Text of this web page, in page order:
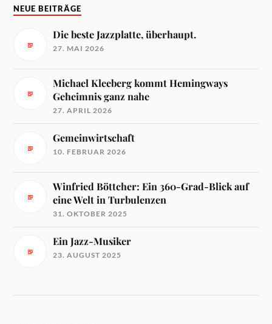
NEUE BEITRÄGE
Die beste Jazzplatte, überhaupt.
27. MAI 2026
Michael Kleeberg kommt Hemingways
Geheimnis ganz nahe
27. APRIL 2026
Gemeinwirtschaft
10. FEBRUAR 2026
Winfried Böttcher: Ein 360-Grad-Blick auf
eine Welt in Turbulenzen
31. OKTOBER 2025
Ein Jazz-Musiker
23. AUGUST 2025